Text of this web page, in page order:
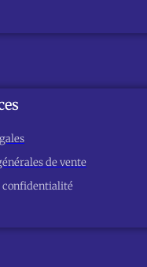
de vente
confidentialité